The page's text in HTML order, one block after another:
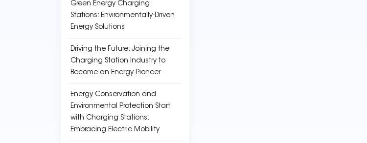
Green Energy Charging
Stations: Environmentally-Driven
Energy Solutions
Driving the Future: Joining the
Charging Station Industry to
Become an Energy Pioneer
Energy Conservation and
Environmental Protection Start
with Charging Stations:
Embracing Electric Mobility